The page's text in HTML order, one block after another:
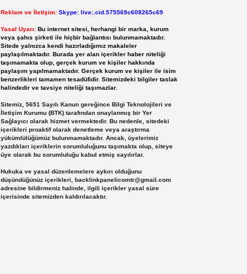
Reklam ve İletişim: Skype: live:.cid.575569c608265c69
Yasal Uyarı: Bu internet sitesi, herhangi bir marka, kurum
veya şahıs şirketi ile hiçbir bağlantısı bulunmamaktadır.
Sitede yalnızca kendi hazırladığımız makaleler
paylaşılmaktadır. Burada yer alan içerikler haber niteliği
taşımamakta olup, gerçek kurum ve kişiler hakkında
paylaşım yapılmamaktadır. Gerçek kurum ve kişiler ile isim
benzerlikleri tamamen tesadüfidir. Sitemizdeki bilgiler taslak
halindedir ve tavsiye niteliği taşımazlar.
Sitemiz, 5651 Sayılı Kanun gereğince Bilgi Teknolojileri ve
İletişim Kurumu (BTK) tarafından onaylanmış bir Yer
Sağlayıcı olarak hizmet vermektedir. Bu nedenle, sitedeki
içerikleri proaktif olarak denetleme veya araştırma
yükümlülüğümüz bulunmamaktadır. Ancak, üyelerimiz
yazdıkları içeriklerin sorumluluğunu taşımakta olup, siteye
üye olarak bu sorumluluğu kabul etmiş sayılırlar.
Hukuka ve yasal düzenlemelere aykırı olduğunu
düşündüğünüz içerikleri, backlinkpanelicomtr@gmail.com
adresine bildirmeniz halinde, ilgili içerikler yasal süre
içerisinde sitemizden kaldırılacaktır.